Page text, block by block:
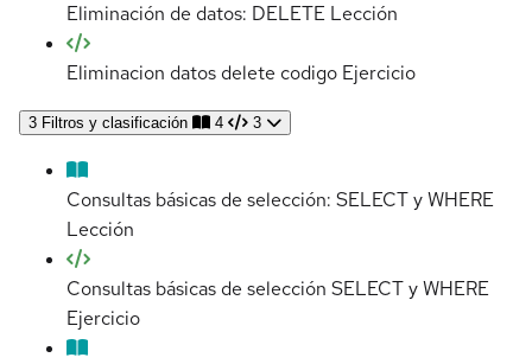
Eliminación de datos: DELETE Lección
Eliminacion datos delete codigo Ejercicio
3 Filtros y clasificación 4 3
Consultas básicas de selección: SELECT y WHERE
Lección
Consultas básicas de selección SELECT y WHERE
Ejercicio